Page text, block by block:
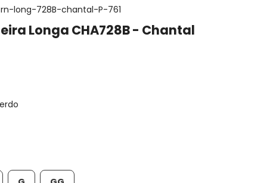
long-728B-chantal-P-761
Longa CHA728B - Chantal